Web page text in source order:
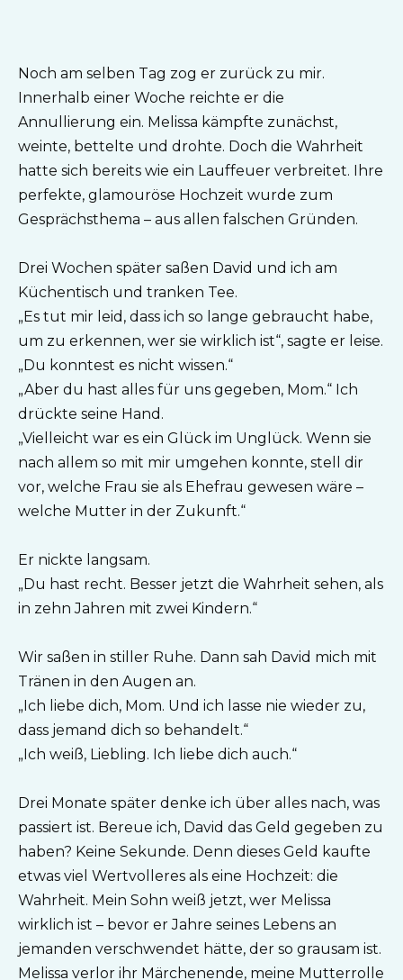
Noch am selben Tag zog er zurück zu mir.
Innerhalb einer Woche reichte er die
Annullierung ein. Melissa kämpfte zunächst,
weinte, bettelte und drohte. Doch die Wahrheit
hatte sich bereits wie ein Lauffeuer verbreitet. Ihre
perfekte, glamouröse Hochzeit wurde zum
Gesprächsthema – aus allen falschen Gründen.
Drei Wochen später saßen David und ich am
Küchentisch und tranken Tee.
„Es tut mir leid, dass ich so lange gebraucht habe,
um zu erkennen, wer sie wirklich ist“, sagte er leise.
„Du konntest es nicht wissen.“
„Aber du hast alles für uns gegeben, Mom.“ Ich
drückte seine Hand.
„Vielleicht war es ein Glück im Unglück. Wenn sie
nach allem so mit mir umgehen konnte, stell dir
vor, welche Frau sie als Ehefrau gewesen wäre –
welche Mutter in der Zukunft.“
Er nickte langsam.
„Du hast recht. Besser jetzt die Wahrheit sehen, als
in zehn Jahren mit zwei Kindern.“
Wir saßen in stiller Ruhe. Dann sah David mich mit
Tränen in den Augen an.
„Ich liebe dich, Mom. Und ich lasse nie wieder zu,
dass jemand dich so behandelt.“
„Ich weiß, Liebling. Ich liebe dich auch.“
Drei Monate später denke ich über alles nach, was
passiert ist. Bereue ich, David das Geld gegeben zu
haben? Keine Sekunde. Denn dieses Geld kaufte
etwas viel Wertvolleres als eine Hochzeit: die
Wahrheit. Mein Sohn weiß jetzt, wer Melissa
wirklich ist – bevor er Jahre seines Lebens an
jemanden verschwendet hätte, der so grausam ist.
Melissa verlor ihr Märchenende, meine Mutterrolle